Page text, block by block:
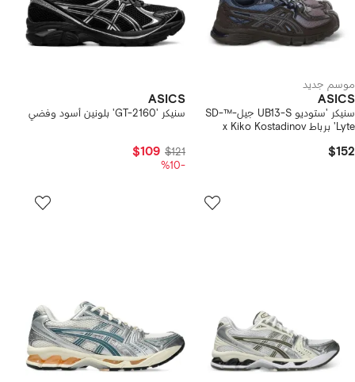
موسم جديد
ASICS
سنيكر 'ستوديو UB13-S جيل-™SD-
Lyte' برباط x Kiko Kostadinov
$152
ASICS
سنيكر 'GT-2160' بلونين أسود وفضي
$121
$109
-%10